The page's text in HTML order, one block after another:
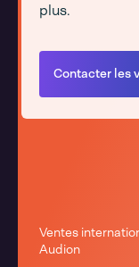
plus.
Contacter les
Ventes
Audion